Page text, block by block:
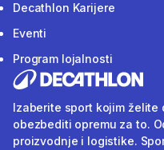
Decathlon Karijere
Eventi
Program lojalnosti
Izaberite sport kojim želite
obezbediti opremu za to.
proizvodnje i logistike.